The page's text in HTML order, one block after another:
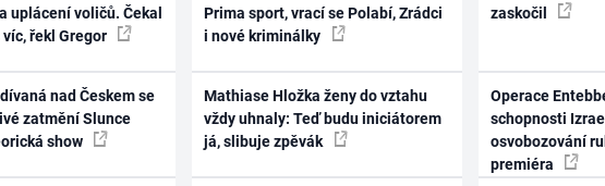
uplácení voličů. Čekal
řekl Gregor
nad Českem se
zatmění Slunce
show
Prima sport, vrací se Polabí, Zrádci
i nové kriminálky
Mathiase Hložka ženy do vztahu
vždy uhnaly: Teď budu iniciátorem
já, slibuje zpěvák
zaskočil
Operace
schopnosti
osvobozování
premiéra